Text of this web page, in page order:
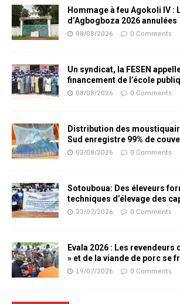
Hommage à feu Agokoli IV :
d’Agbogboza 2026 annulées
08/08/2026 0 Comments
Un syndicat, la FESEN
financement de l’école
08/08/2026 0 Comments
Distribution des
Sud enregistre 99% de
02/08/2026 0 Comments
Sotouboua: Des éleveurs
techniques d’élevage des
23/07/2026 0 Comments
Evala 2026 : Les revendeurs
» et de la viande de porc se
19/07/2026 0 Comments